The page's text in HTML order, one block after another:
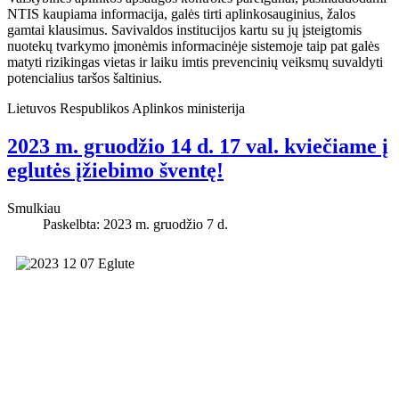
NTIS kaupiama informacija, galės tirti aplinkosauginius, žalos
gamtai klausimus. Savivaldos institucijos kartu su jų įsteigtomis
nuotekų tvarkymo įmonėmis informacinėje sistemoje taip pat galės
matyti rizikingas vietas ir laiku imtis prevencinių veiksmų suvaldyti
potencialius taršos šaltinius.
Lietuvos Respublikos Aplinkos ministerija
2023 m. gruodžio 14 d. 17 val. kviečiame į
eglutės įžiebimo šventę!
Smulkiau
Paskelbta: 2023 m. gruodžio 7 d.